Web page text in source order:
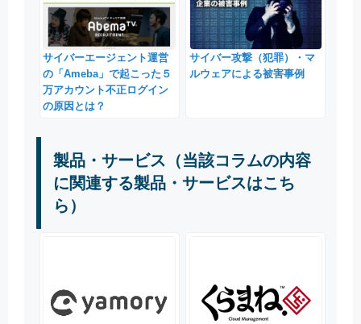
サイバーエージェント運営
の「Ameba」で起こった５
万アカウント不正ログイン
の原因とは？
サイバー攻撃（犯罪）・マ
ルウェアによる被害事例
製品・サービス（当該コラムの内容
に関連する製品・サービスはこち
ら）